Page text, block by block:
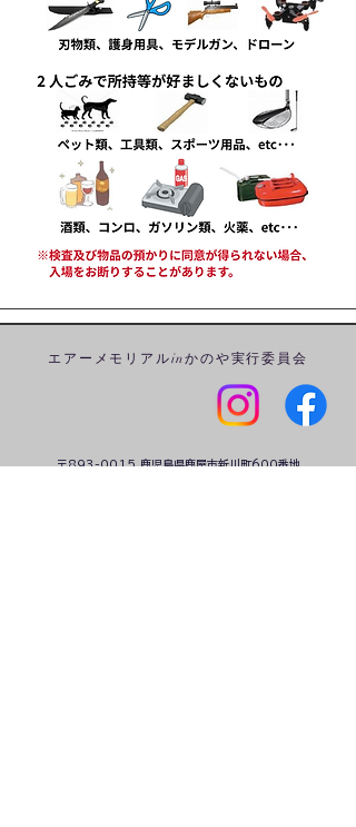
エアーメモリアルinかのや実行委員会
〒893-0015 鹿児島県鹿屋市新川町600番地